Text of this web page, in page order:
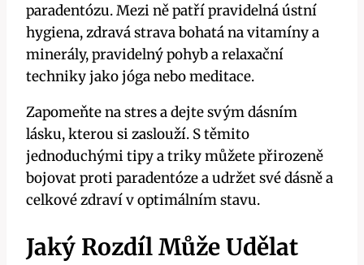
paradentózu. Mezi ně patří pravidelná ústní
hygiena, zdravá strava bohatá na vitamíny a
minerály, pravidelný pohyb a relaxační
techniky jako jóga nebo meditace.
Zapomeňte na stres a dejte svým dásním
lásku, kterou si zaslouží. S těmito
jednoduchými tipy a triky můžete přirozeně
bojovat proti paradentóze a udržet své dásně a
celkové zdraví v optimálním stavu.
Jaký Rozdíl Může Udělat